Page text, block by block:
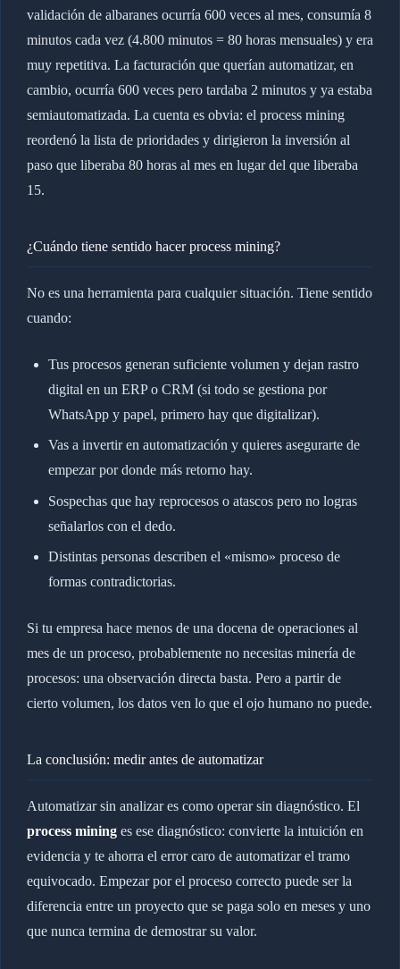
validación de albaranes ocurría 600 veces al mes, consumía 8
minutos cada vez (4.800 minutos = 80 horas mensuales) y era
muy repetitiva. La facturación que querían automatizar, en
cambio, ocurría 600 veces pero tardaba 2 minutos y ya estaba
semiautomatizada. La cuenta es obvia: el process mining
reordenó la lista de prioridades y dirigieron la inversión al
paso que liberaba 80 horas al mes en lugar del que liberaba
15.
¿Cuándo tiene sentido hacer process mining?
No es una herramienta para cualquier situación. Tiene sentido
cuando:
Tus procesos generan suficiente volumen y dejan rastro
digital en un ERP o CRM (si todo se gestiona por
WhatsApp y papel, primero hay que digitalizar).
Vas a invertir en automatización y quieres asegurarte de
empezar por donde más retorno hay.
Sospechas que hay reprocesos o atascos pero no logras
señalarlos con el dedo.
Distintas personas describen el «mismo» proceso de
formas contradictorias.
Si tu empresa hace menos de una docena de operaciones al
mes de un proceso, probablemente no necesitas minería de
procesos: una observación directa basta. Pero a partir de
cierto volumen, los datos ven lo que el ojo humano no puede.
La conclusión: medir antes de automatizar
Automatizar sin analizar es como operar sin diagnóstico. El
process mininges ese diagnóstico: convierte la intuición en
evidencia y te ahorra el error caro de automatizar el tramo
equivocado. Empezar por el proceso correcto puede ser la
diferencia entre un proyecto que se paga solo en meses y uno
que nunca termina de demostrar su valor.